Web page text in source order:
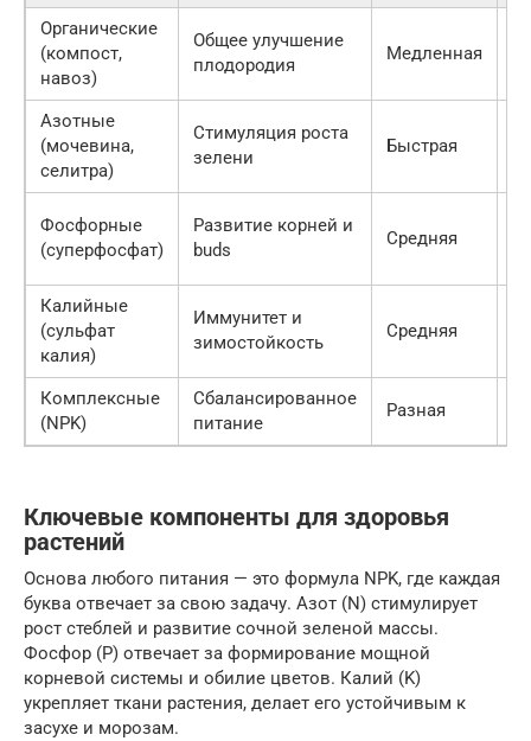
Органические
(компост,
навоз)
Общее улучшение
плодородия
Медленная
Азотные
(мочевина,
селитра)
Стимуляция роста
зелени
Быстрая
Фосфорные
(суперфосфат)
Развитие корней и
buds
Средняя
Калийные
(сульфат
калия)
Иммунитет и
зимостойкость
Средняя
Комплексные
(NPK)
Сбалансированное
питание
Разная
Ключевые компоненты для здоровья
растений
Основа любого питания — это формула NPK, где каждая
буква отвечает за свою задачу. Азот (N) стимулирует
рост стеблей и развитие сочной зеленой массы.
Фосфор (P) отвечает за формирование мощной
корневой системы и обилие цветов. Калий (K)
укрепляет ткани растения, делает его устойчивым к
засухе и морозам.